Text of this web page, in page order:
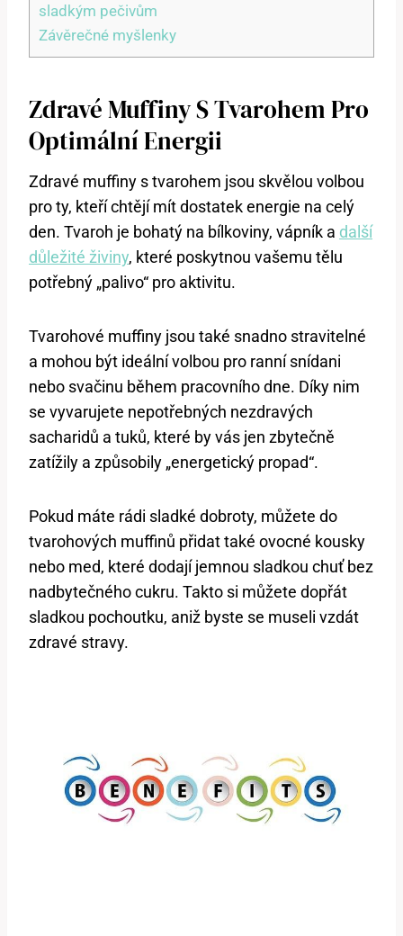
sladkým pečivům
Závěrečné myšlenky
Zdravé Muffiny S Tvarohem Pro
Optimální Energii
Zdravé muffiny s tvarohem jsou skvělou volbou
pro ty, kteří chtějí mít dostatek energie na celý
den. Tvaroh je bohatý na bílkoviny, vápník a další
důležité živiny, které poskytnou vašemu tělu
potřebný „palivo“ pro aktivitu.
Tvarohové muffiny jsou také snadno stravitelné
a mohou být ideální volbou pro ranní snídani
nebo svačinu během pracovního dne. Díky nim
se vyvarujete nepotřebných nezdravých
sacharidů a tuků, které by vás jen zbytečně
zatížily a způsobily „energetický propad“.
Pokud máte rádi sladké dobroty, můžete do
tvarohových muffinů přidat také ovocné kousky
nebo med, které dodají jemnou sladkou chuť bez
nadbytečného cukru. Takto si můžete dopřát
sladkou pochoutku, aniž byste se museli vzdát
zdravé stravy.